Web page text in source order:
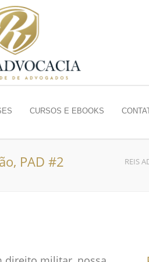
CURSOS E EBOOKS
PAD #2 REIS